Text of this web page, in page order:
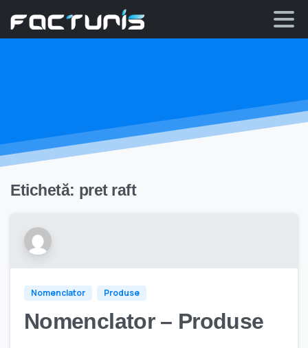
Etichetă: pret raft
Nomenclator Produse
Nomenclator – Produse